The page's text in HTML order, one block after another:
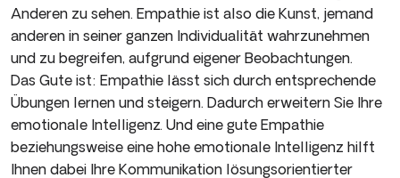
Anderen zu sehen. Empathie ist also die Kunst, jemand
anderen in seiner ganzen Individualität wahrzunehmen
und zu begreifen, aufgrund eigener Beobachtungen.
Das Gute ist: Empathie lässt sich durch entsprechende
Übungen lernen und steigern. Dadurch erweitern Sie Ihre
emotionale Intelligenz. Und eine gute Empathie
beziehungsweise eine hohe emotionale Intelligenz hilft
Ihnen dabei Ihre Kommunikation lösungsorientierter